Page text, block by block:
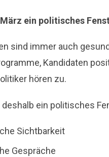
ein politisches
sind immer auch
Kandidaten
hören zu.
deshalb ein politisches
Sichtbarkeit
Gespräche